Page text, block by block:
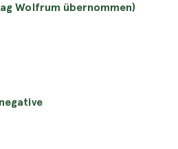
Wolfrum übernommen)